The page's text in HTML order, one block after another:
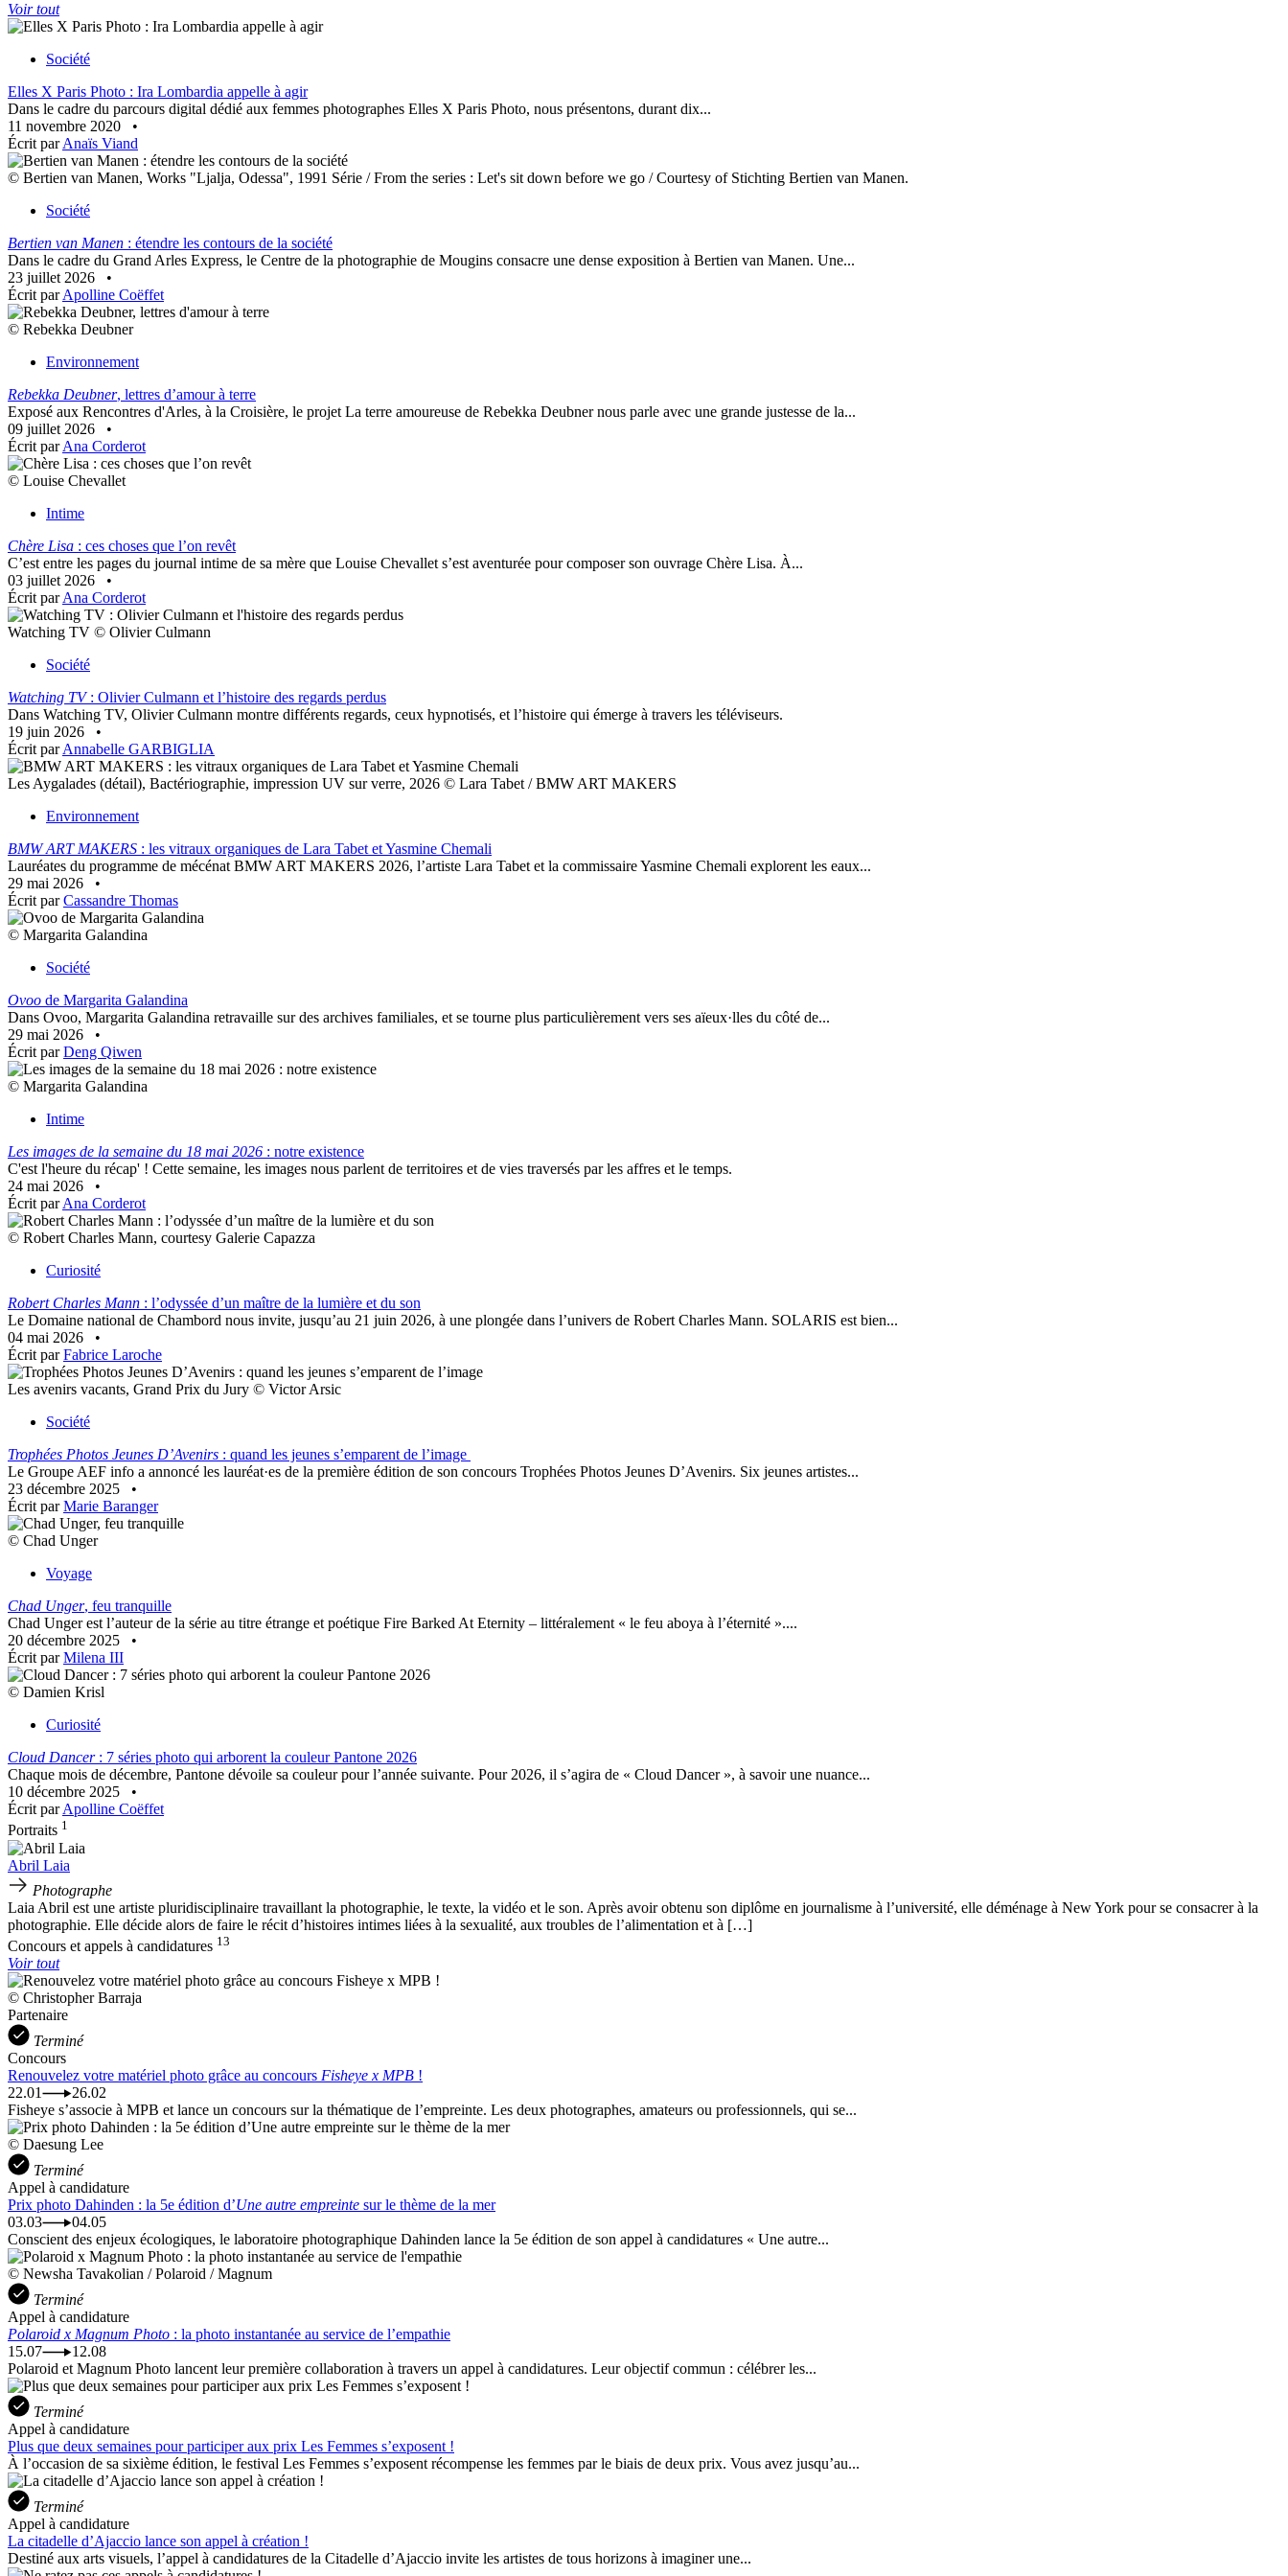
Voir tout
Société
Elles X Paris Photo : Ira Lombardia appelle à agir
Dans le cadre du parcours digital dédié aux femmes photographes Elles X Paris Photo, nous présentons, durant dix...
11 novembre 2020
•
Écrit parAnaïs Viand
© Bertien van Manen, Works "Ljalja, Odessa", 1991 Série / From the series : Let's sit down before we go / Courtesy of Stichting Bertien van Manen.
Société
Bertien van Manen : étendre les contours de la société
Dans le cadre du Grand Arles Express, le Centre de la photographie de Mougins consacre une dense exposition à Bertien van Manen. Une...
23 juillet 2026
•
Écrit parApolline Coëffet
© Rebekka Deubner
Environnement
Rebekka Deubner, lettres d’amour à terre
Exposé aux Rencontres d'Arles, à la Croisière, le projet La terre amoureuse de Rebekka Deubner nous parle avec une grande justesse de la...
09 juillet 2026
•
Écrit parAna Corderot
© Louise Chevallet
Intime
Chère Lisa : ces choses que l’on revêt
C’est entre les pages du journal intime de sa mère que Louise Chevallet s’est aventurée pour composer son ouvrage Chère Lisa. À...
03 juillet 2026
•
Écrit parAna Corderot
Watching TV © Olivier Culmann
Société
Watching TV: Olivier Culmann et l’histoire des regards perdus
Dans Watching TV, Olivier Culmann montre différents regards, ceux hypnotisés, et l’histoire qui émerge à travers les téléviseurs.
19 juin 2026
•
Écrit parAnnabelle GARBIGLIA
Les Aygalades (détail), Bactériographie, impression UV sur verre, 2026 © Lara Tabet / BMW ART MAKERS
Environnement
BMW ART MAKERS : les vitraux organiques de Lara Tabet et Yasmine Chemali
Lauréates du programme de mécénat BMW ART MAKERS 2026, l’artiste Lara Tabet et la commissaire Yasmine Chemali explorent les eaux...
29 mai 2026
•
Écrit parCassandre Thomas
© Margarita Galandina
Société
Ovoo de Margarita Galandina
Dans Ovoo, Margarita Galandina retravaille sur des archives familiales, et se tourne plus particulièrement vers ses aïeux·lles du côté de...
29 mai 2026
•
Écrit parDeng Qiwen
© Margarita Galandina
Intime
Les images de la semaine du 18 mai 2026 : notre existence
C'est l'heure du récap' ! Cette semaine, les images nous parlent de territoires et de vies traversés par les affres et le temps.
24 mai 2026
•
Écrit parAna Corderot
© Robert Charles Mann, courtesy Galerie Capazza
Curiosité
Robert Charles Mann : l’odyssée d’un maître de la lumière et du son
Le Domaine national de Chambord nous invite, jusqu’au 21 juin 2026, à une plongée dans l’univers de Robert Charles Mann. SOLARIS est bien...
04 mai 2026
•
Écrit parFabrice Laroche
Les avenirs vacants, Grand Prix du Jury © Victor Arsic
Société
Trophées Photos Jeunes D’Avenirs : quand les jeunes s’emparent de l’image
Le Groupe AEF info a annoncé les lauréat·es de la première édition de son concours Trophées Photos Jeunes D’Avenirs. Six jeunes artistes...
23 décembre 2025
•
Écrit parMarie Baranger
© Chad Unger
Voyage
Chad Unger, feu tranquille
Chad Unger est l’auteur de la série au titre étrange et poétique Fire Barked At Eternity – littéralement « le feu aboya à l’éternité »....
20 décembre 2025
•
Écrit parMilena III
© Damien Krisl
Curiosité
Cloud Dancer: 7 séries photo qui arborent la couleur Pantone 2026
Chaque mois de décembre, Pantone dévoile sa couleur pour l’année suivante. Pour 2026, il s’agira de « Cloud Dancer », à savoir une nuance...
10 décembre 2025
•
Écrit parApolline Coëffet
Portraits 1
Abril Laia
Photographe
Laia Abril est une artiste pluridisciplinaire travaillant la photographie, le texte, la vidéo et le son. Après avoir obtenu son diplôme en journalisme à l’université, elle déménage à New York pour se consacrer à la
photographie. Elle décide alors de faire le récit d’histoires intimes liées à la sexualité, aux troubles de l’alimentation et à […]
Concours et appels à candidatures 13
Voir tout
© Christopher Barraja
Partenaire
Terminé
Concours
Renouvelez votre matériel photo grâce au concours Fisheye x MPB !
22.01
26.02
Fisheye s’associe à MPB et lance un concours sur la thématique de l’empreinte. Les deux photographes, amateurs ou professionnels, qui se...
© Daesung Lee
Terminé
Appel à candidature
Prix photo Dahinden : la 5e édition d’Une autre empreinte sur le thème de la mer
03.03
04.05
Conscient des enjeux écologiques, le laboratoire photographique Dahinden lance la 5e édition de son appel à candidatures « Une autre...
© Newsha Tavakolian / Polaroid / Magnum
Terminé
Appel à candidature
Polaroid x Magnum Photo : la photo instantanée au service de l’empathie
15.07
12.08
Polaroid et Magnum Photo lancent leur première collaboration à travers un appel à candidatures. Leur objectif commun : célébrer les...
Terminé
Appel à candidature
Plus que deux semaines pour participer aux prix Les Femmes s’exposent !
À l’occasion de sa sixième édition, le festival Les Femmes s’exposent récompense les femmes par le biais de deux prix. Vous avez jusqu’au...
Terminé
Appel à candidature
La citadelle d’Ajaccio lance son appel à création !
Destiné aux arts visuels, l’appel à candidatures de la Citadelle d’Ajaccio invite les artistes de tous horizons à imaginer une...